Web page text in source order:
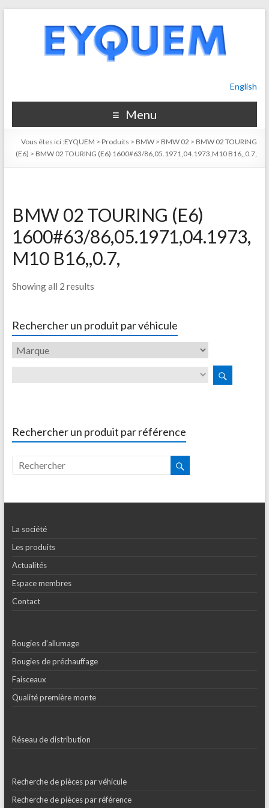
English
Menu
Vous êtes ici :EYQUEM > Produits > BMW > BMW 02 > BMW 02 TOURING
(E6) > BMW 02 TOURING (E6) 1600#63/86,05.1971,04.1973,M10 B16,,0.7,
BMW 02 TOURING (E6)
1600#63/86,05.1971,04.1973,
M10 B16,,0.7,
Showing all 2 results
Rechercher un produit par véhicule
Rechercher un produit par référence
La société
Les produits
Actualités
Espace membres
Contact
Bougies d’allumage
Bougies de préchauffage
Faisceaux
Qualité première monte
Réseau de distribution
Recherche de pièces par véhicule
Recherche de pièces par référence